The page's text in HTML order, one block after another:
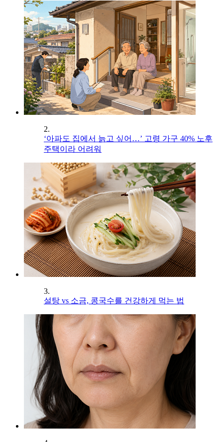
2.
‘아파도 집에서 늙고 싶어…’ 고령 가구 40% 노후
주택이라 어려워
3.
설탕 vs 소금, 콩국수를 건강하게 먹는 법